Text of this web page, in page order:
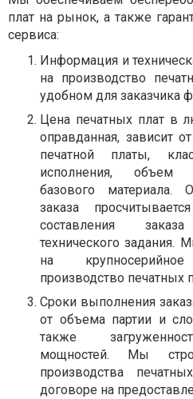
плат на рынок, а также
сервиса:
Информация и
на производство
удобном для заказчика
Цена печатных плат в
оправданная, зависит
печатной платы,
исполнения, объем
базового материала.
заказа
составления
технического задания.
на
производство печатных
Сроки выполнения
от объема партии и
также
мощностей. Мы
производства
договоре на